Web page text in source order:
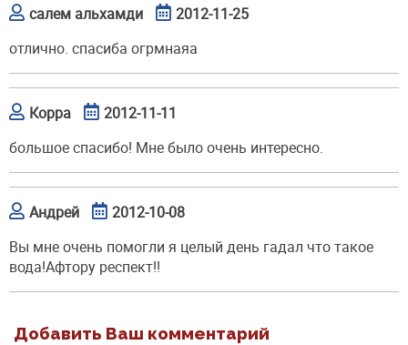
салем альхамди
2012-11-25
отлично. спасиба огрмнаяа
Корра
2012-11-11
большое спасибо! Мне было очень интересно.
Андрей
2012-10-08
Вы мне очень помогли я целый день гадал что такое
вода!Афтору респект!!
Добавить Ваш комментарий